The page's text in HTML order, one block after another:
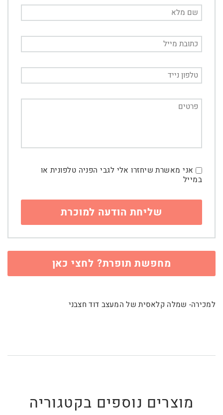
אני מאשרת שיחזרו אלי לגבי הפניה טלפונית או
במייל
מחפשת תופרת? לחצי כאן
למכירה- שמלה קלאסית של המעצב דוד חצבני
מוצרים נוספים בקטגוריה